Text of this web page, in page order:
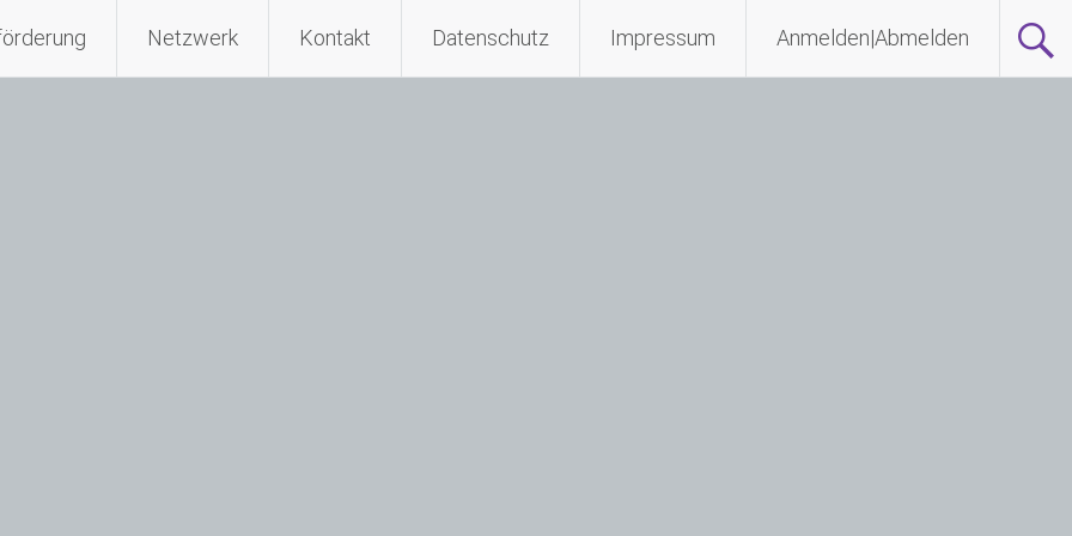
Netzwerk Kontakt Datenschutz Impressum Anmelden|Abmelden